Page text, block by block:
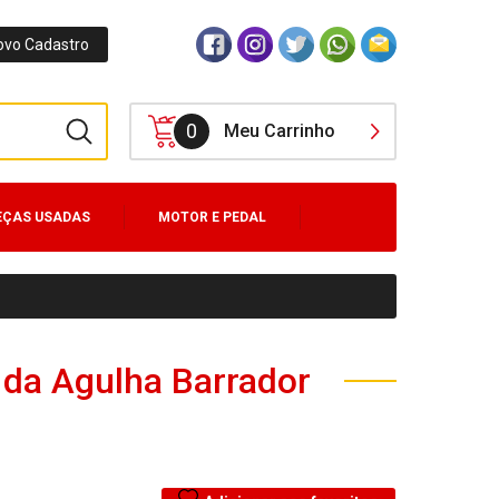
Cadastro
0 Meu Carrinho
USADAS MOTOR E PEDAL
Agulha Barrador